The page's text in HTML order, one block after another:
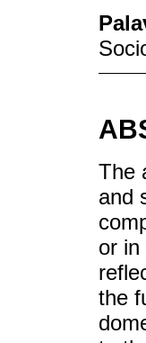
The
and
or in
the